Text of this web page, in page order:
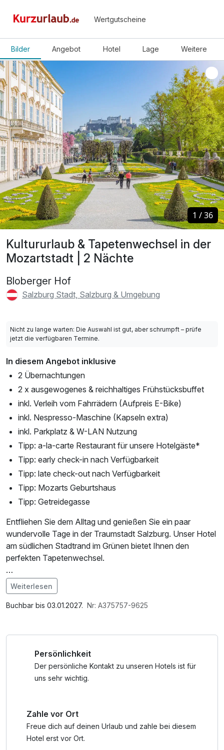
Wertgutscheine
Bilder Angebot Hotel Lage Weitere
Kultururlaub & Tapetenwechsel in der
Mozartstadt | 2 Nächte
Bloberger Hof
Salzburg Stadt, Salzburg & Umgebung
1 /36
1 /36
Nicht zu lange warten: Die Auswahl ist gut, aber schrumpft – prüfe
jetzt die verfügbaren Termine.
In diesem Angebot inklusive
2 Übernachtungen
2 x ausgewogenes & reichhaltiges Frühstücksbuffet
inkl. Verleih vom Fahrrädern (Aufpreis E-Bike)
inkl. Nespresso-Maschine (Kapseln extra)
inkl. Parkplatz & W-LAN Nutzung
Tipp: a-la-carte Restaurant für unsere Hotelgäste*
Tipp: early check-in nach Verfügbarkeit
Tipp: late check-out nach Verfügbarkeit
Tipp: Mozarts Geburtshaus
Tipp: Getreidegasse
Entfliehen Sie dem Alltag und genießen Sie ein paar
wundervolle Tage in der Traumstadt Salzburg. Unser Hotel
am südlichen Stadtrand im Grünen bietet Ihnen den
perfekten Tapetenwechsel.
Wir verwöhnen Sie vom modern-traditionell
geschmackvollen Zimmer, über ein reichhaltiges
Frühstücksbuffet bis hin zum gemütlichen Abendessen in
oder ganz unkompliziert mit dem öffentlich Bus (Busstation
120m vom Hotel entfernt). Dort erwartet Sie neben
Kulturhighlights rund um Mozart mit diversen Austellungen
Salzkammergut, die Burg Hohenwerfen oder verschiedene
Wandergebiete, zum Beispiel die Postalm, St. Koloman
oder Werfenweng, erreichen Sie in ungefähr 30
Im Angebot enthalten
Parkplatz, W-LAN Nutzung / Internetnutzung
Weiterlesen
Buchbar bis 03.01.2027. Nr: A375757-9625
Persönlichkeit
Der persönliche Kontakt zu unseren Hotels ist für
uns sehr wichtig.
Zahle vor Ort
Freue dich auf deinen Urlaub und zahle bei diesem
Hotel erst vor Ort.